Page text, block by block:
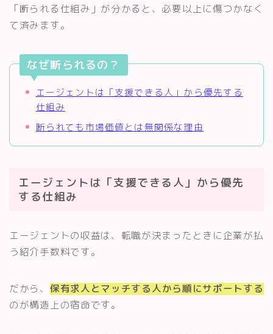
「断られる仕組み」が分かると、必要以上に傷つかなく
て済みます。
なぜ断られるの？
エージェントは「支援できる人」から優先する
仕組み
断られても市場価値とは無関係な理由
エージェントは「支援できる人」から優先
する仕組み
エージェントの収益は、転職が決まったときに企業が払
う紹介手数料です。
だから、 保有求人とマッチする人から順にサポートする
のが構造上の宿命です。